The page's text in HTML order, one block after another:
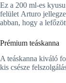
Ez a 200 ml-es
felület Arturo
abban, hogy a
Prémium teáskanna
A teáskanna kiváló
kis csésze